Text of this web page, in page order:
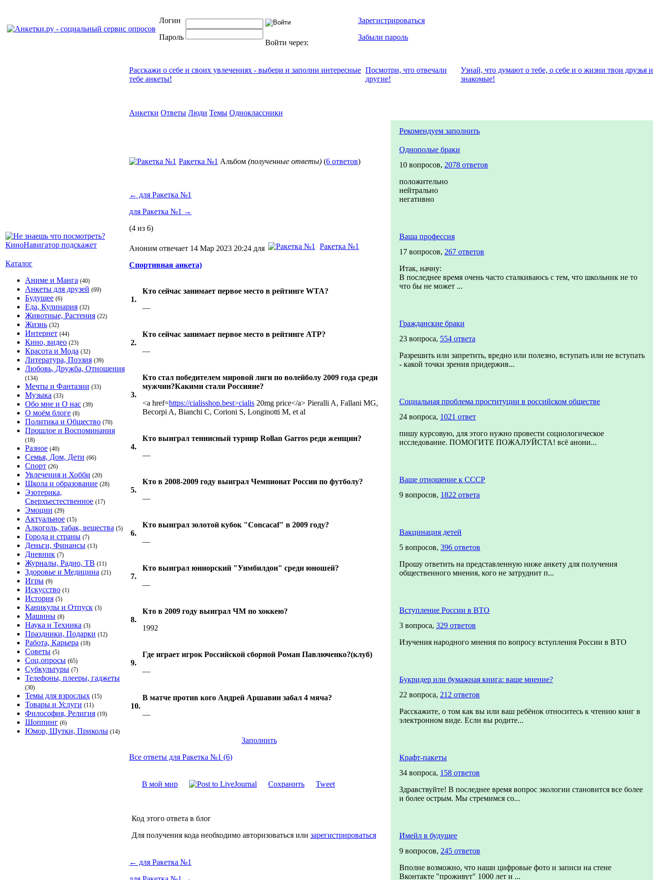
Логин
Пароль
Войти через:
Зарегистрироваться
Забыли пароль
Каталог
Аниме и Манга (40)
Анкеты для друзей (69)
Будущее (6)
Еда, Кулинария (32)
Животные, Растения (22)
Жизнь (32)
Интернет (44)
Кино, видео (23)
Красота и Мода (32)
Литература, Поэзия (39)
Любовь, Дружба, Отношения
(134)
Мечты и Фантазии (33)
Музыка (33)
Обо мне и О нас (39)
О моём блоге (8)
Политика и Общество (70)
Прошлое и Воспоминания
(18)
Разное (40)
Семья, Дом, Дети (66)
Спорт (26)
Увлечения и Хобби (20)
Школа и образование (28)
Эзотерика,
Сверхъестественное (17)
Эмоции (29)
Актуальное (15)
Алкоголь, табак, вещества (5)
Города и страны (7)
Деньги, Финансы (13)
Дневник (7)
Журналы, Радио, ТВ (11)
Здоровье и Медицина (21)
Игры (9)
Искусство (1)
История (5)
Каникулы и Отпуск (3)
Машины (8)
Наука и Техника (3)
Праздники, Подарки (12)
Работа, Карьера (18)
Советы (5)
Соц.опросы (65)
Субкультуры (7)
Телефоны, плееры, гаджеты
(30)
Темы для взрослых (15)
Товары и Услуги (11)
Философия, Религия (19)
Шоппинг (6)
Юмор, Шутки, Приколы (14)
Расскажи о себе и своих увлечениях - выбери и заполни интересные
тебе анкеты!
Посмотри, что отвeчали
другие!
Узнай, что думают о тебе, о себе и о жизни твои друзья и
знакомые!
Анкетки Ответы Люди Темы Одноклассники
Ракетка №1 Альбом (полученные ответы) (6 ответов)
← для Ракетка №1
для Ракетка №1 →
(4 из 6)
Аноним отвечает 14 Мар 2023 20:24 для Ракетка №1
Спортивная анкета)
1.
Кто сейчас занимает первое место в рейтинге WTA?
—
2.
Кто сейчас занимает первое место в рейтинге ATP?
—
3.
Кто стал победителем мировой лиги по волейболу 2009 года среди
мужчин?Какими стали Россияне?
<a href=https://cialisshop.best>cialis 20mg price</a> Pieralli A, Fallani MG,
Becorpi A, Bianchi C, Corioni S, Longinotti M, et al
4.
Кто выиграл теннисный турнир Rollan Garros реди женщин?
—
5.
Кто в 2008-2009 году выиграл Чемпионат России по футболу?
—
6.
Кто выиграл золотой кубок "Concacaf" в 2009 году?
—
7.
Кто выиграл юниорский "Уимбилдон" среди юношей?
—
8.
Кто в 2009 году выиграл ЧМ по хоккею?
1992
9.
Где играет игрок Российской сборной Роман Павлюченко?(клуб)
—
10.
В матче против кого Андрей Аршавин забал 4 мяча?
—
Заполнить
Все ответы для Ракетка №1 (6)
В мой мир Сохранить Tweet
Код этого ответа в блог
Для получения кода необходимо авторизоваться или зарегистрироваться
← для Ракетка №1
Рекомендуем заполнить
Однополые браки
10 вопросов, 2078 ответов
положительно
нейтрально
негативно
Ваша профессия
17 вопросов, 267 ответов
Итак, начну:
В последнее время очень часто сталкиваюсь с тем, что школьник не то
что бы не может ...
Гражданские браки
23 вопроса, 554 ответа
Разрешить или запретить, вредно или полезно, вступать или не вступать
- какой точки зрения придержив...
Социальная проблема проституции в российском обществе
24 вопроса, 1021 ответ
пишу курсовую, для этого нужно провести социологическое
исследование. ПОМОГИТЕ ПОЖАЛУЙСТА! всё анони...
Ваше отношение к СССР
9 вопросов, 1822 ответа
Вакцинация детей
5 вопросов, 396 ответов
Прошу ответить на представленную ниже анкету для получения
общественного мнения, кого не затруднит п...
Вступление России в ВТО
3 вопроса, 329 ответов
Изучения народного мнения по вопросу вступления России в ВТО
Букридер или бумажная книга: ваше мнение?
22 вопроса, 212 ответов
Расскажите, о том как вы или ваш ребёнок относитесь к чтению книг в
электронном виде. Если вы родите...
Крафт-пакеты
34 вопроса, 158 ответов
Здравствуйте! В последнее время вопрос экологии становится все более
и более острым. Мы стремимся со...
Имейл в будущее
9 вопросов, 245 ответов
Вполне возможно, что наши цифровые фото и записи на стене
Вконтакте "проживут" 1000 лет и ...